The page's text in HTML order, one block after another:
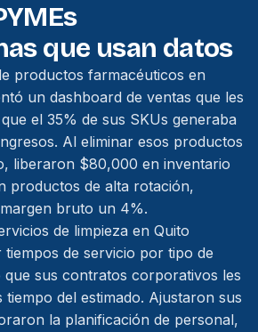
que usan datos
productos farmacéuticos en
un dashboard de ventas que les
el 35% de sus SKUs generaba
Al eliminar esos productos
liberaron $80,000 en inventario
productos de alta rotación,
bruto un 4%.
de limpieza en Quito
de servicio por tipo de
sus contratos corporativos les
del estimado. Ajustaron sus
la planificación de personal,